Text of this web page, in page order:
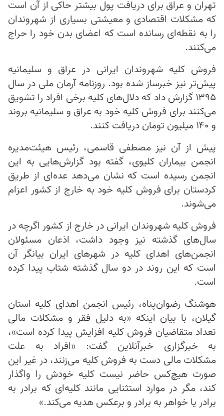
تهران و عراق برای دریافت پول بیشتر حاکی از آن است
که مشکلات اقتصادی و معیشتی بسیاری از شهروندان
را به نقطه‌ای رسانده است که اعضای بدن خود را حراج
می‌کنند.
فروش کلیه شهروندان ایرانی در عراق و سلیمانیه
پیش‌تر نیز خبرساز شده بود. روزنامه آرمان ملی در سال
۱۳۹۵ گزارش داد که دلال‌های کلیه برخی افراد را تشویق
می‌کنند برای فروش کلیه خود به عراق و سلیمانیه بروند
و ۱۴۰ میلیون تومان دریافت کنند.
پیش از آن نیز مصطفی قاسمی، رئیس هیئت‌مدیره
انجمن بیماران کلیوی، گفته بود گزارش‌هایی به این
انجمن رسیده است که نشان می‌دهد عده‌ای از طریق
کردستان برای فروش کلیه خود به خارج از کشور اعزام
می‌شوند.
فروش کلیه شهروندان ایرانی در خارج از کشور اگرچه در
سال‌های گذشته نیز وجود داشت، اذعان مسئولان
انجمن‌های اهدای کلیه در شهرهای ایران بیانگر آن
است که این روند در دو سال گذشته شتاب پیدا کرده
است.
هوشنگ رضوان‌پناه، رئیس‌ انجمن اهدای کلیه استان
گیلان، با بیان اینکه «به دلیل فقر و مشکلات مالی
تعداد متقاضیان فروش کلیه افزایش پیدا کرده است»،
به خبرگزاری خبرآنلاین گفت: «افراد به علت
مشکلات مالی‌ دست به فروش کلیه می‌زنند، در غیر این
صورت هیچ‌کس حاضر نیست کلیه خودش را واگذار
کند، مگر در موارد استثنایی مانند کلیه‌ای‌ که برادر به
برادر یا خواهر به برادر و برعکس هدیه می‌کند.»